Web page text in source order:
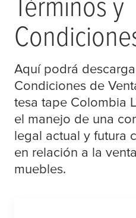
Aquí podrá
Condiciones de
tesa tape Colombia
el manejo de una
legal actual y futura
en relación a la
muebles.